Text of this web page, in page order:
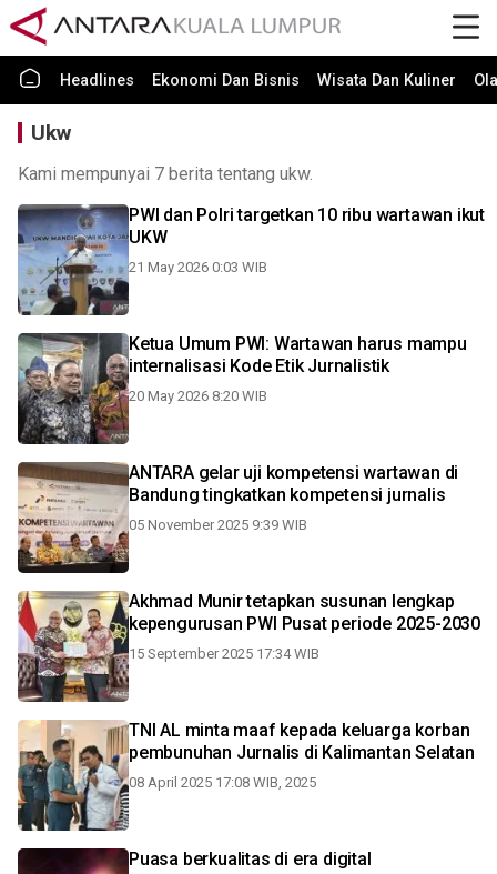
Headlines Ekonomi Dan Bisnis Wisata Dan Kuliner
Ukw
Kami mempunyai 7 berita tentang ukw.
PWI dan Polri targetkan 10 ribu wartawan ikut
UKW
21 May 2026 0:03 WIB
Ketua Umum PWI: Wartawan harus mampu
internalisasi Kode Etik Jurnalistik
20 May 2026 8:20 WIB
ANTARA gelar uji kompetensi wartawan di
Bandung tingkatkan kompetensi jurnalis
05 November 2025 9:39 WIB
Akhmad Munir tetapkan susunan lengkap
kepengurusan PWI Pusat periode 2025-2030
15 September 2025 17:34 WIB
TNI AL minta maaf kepada keluarga korban
pembunuhan Jurnalis di Kalimantan Selatan
08 April 2025 17:08 WIB, 2025
Puasa berkualitas di era digital